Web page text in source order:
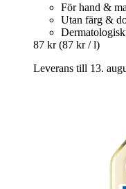
För hand &
Utan färg &
87 kr (87 kr / l)
Leverans till 13.